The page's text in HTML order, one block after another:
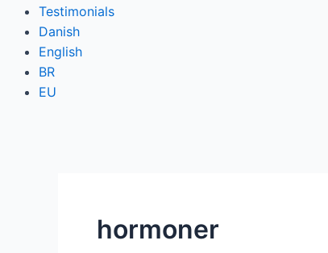
Testimonials
Danish
English
BR
EU
hormoner